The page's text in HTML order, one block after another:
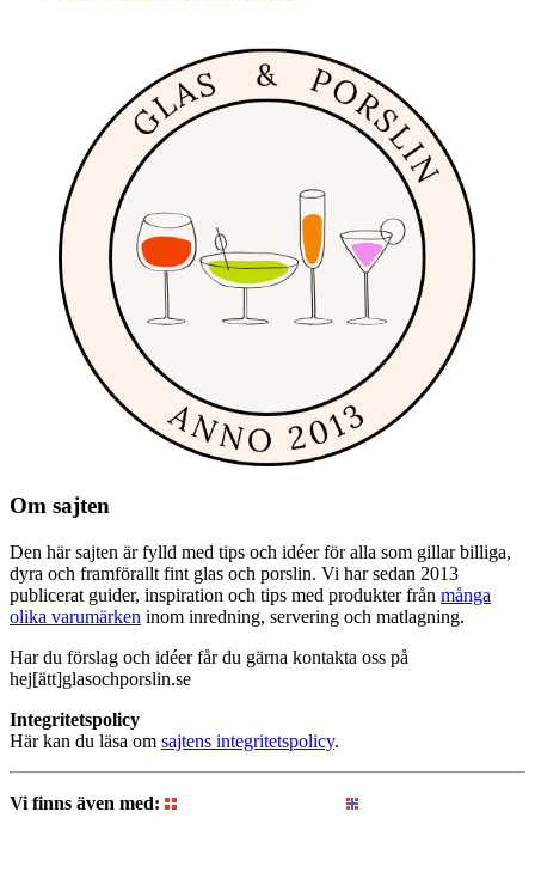
Om sajten
Den här sajten är fylld med tips och idéer för alla som gillar billiga,
dyra och framförallt fint glas och porslin. Vi har sedan 2013
publicerat guider, inspiration och tips med produkter från många
olika varumärken inom inredning, servering och matlagning.
Har du förslag och idéer får du gärna kontakta oss på
hej[ätt]glasochporslin.se
Integritetspolicy
Här kan du läsa om sajtens integritetspolicy.
Vi finns även med: